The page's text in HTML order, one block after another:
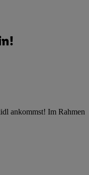
ankommst! Im Rahmen